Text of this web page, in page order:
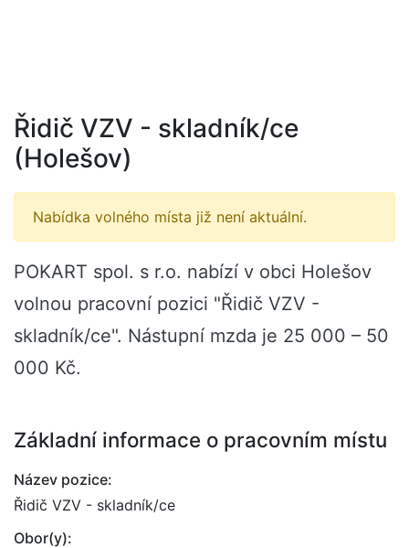
Řidič VZV - skladník/ce
(Holešov)
Nabídka volného místa již není aktuální.
POKART spol. s r.o. nabízí v obci Holešov
volnou pracovní pozici "Řidič VZV -
skladník/ce". Nástupní mzda je 25 000 – 50
000 Kč.
Základní informace o pracovním místu
Název pozice:
Řidič VZV - skladník/ce
Obor(y):